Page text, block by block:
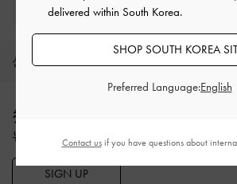
신상품
첫 구매 10% 할인 혜택
뉴스레터 구독과 계정 생성 시 적용됩니다.
SIGN UP
delivered within South Korea.
SHOP SOUTH KOREA
Preferred Language:
Contact usif you have questions about